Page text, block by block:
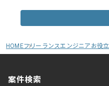
HOMEフリーランスエンジニアお役
案件検索